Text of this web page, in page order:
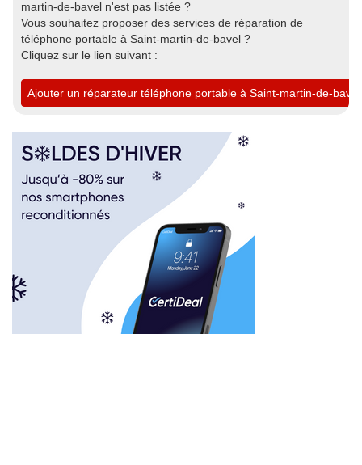
martin-de-bavel n'est pas listée ?
Vous souhaitez proposer des services de réparation de
téléphone portable à Saint-martin-de-bavel ?
Cliquez sur le lien suivant :
Ajouter un réparateur téléphone portable à Saint-martin-de-bavel